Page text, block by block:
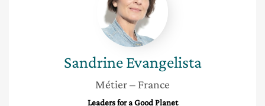
Sandrine Evangelista
Métier– France
Leaders for a Good Planet